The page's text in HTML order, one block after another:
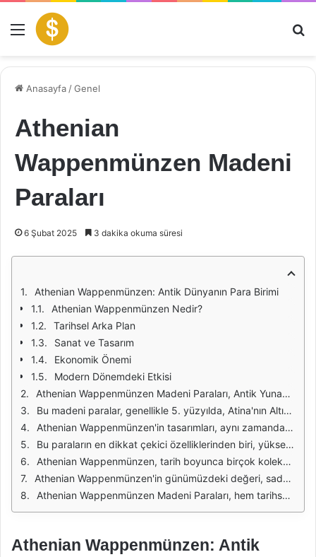
Menü
Anasayfa /Genel
Athenian
Wappenmünzen Madeni
Paraları
6 Şubat 2025 3 dakika okuma süresi
Athenian Wappenmünzen: Antik Dünyanın Para Birimi
Athenian Wappenmünzen Nedir?
Tarihsel Arka Plan
Sanat ve Tasarım
Ekonomik Önemi
Modern Dönemdeki Etkisi
Athenian Wappenmünzen Madeni Paraları, Antik Yunan medeniyetinin en etkileyici ve tanınmış paralarından biridir. Bu paralar, özellikle Atina'nın siyasi ve ekonomik gücünün simgesi olarak önemli bir rol oynamıştır. Athenian Wappenmünzen, genellikle yüksek kalitede işçilikle üretilmiş olup, üzerlerinde mitolojik figürler ve tanrıların imgeleri taşımaktadır. Athena'nın başı, bu paraların en sık karşılaşılan tasarımıdır ve Atina'nın koruyucu tanrıçası olarak şehrin kimliğini yansıtmaktadır.
Bu madeni paralar, genellikle 5. yüzyılda, Atina'nın Altın Çağı sırasında basılmıştır. Bu dönemde Atina, hem siyasi hem de kültürel açıdan büyük bir güç haline gelmiş ve bu da paraların değerinin artmasına neden olmuştur. Athenian Wappenmünzen, sadece yerel ticarette değil, aynı zamanda deniz yollarındaki uluslararası ticarette de önemli bir rol oynamıştır. Bu paralar, Yunanistan'ın ötesinde, Akdeniz bölgesindeki birçok yerleşim yerinde de geçerli olmuştur.
Athenian Wappenmünzen'in tasarımları, aynı zamanda sanat tarihi açısından da büyük bir öneme sahiptir. Paraların üzerindeki figürler, Yunan sanatının gelişimini ve estetik anlayışını yansıtır. Paraların ön yüzünde genellikle Athena'nın başı veya bir baykuş simgesi yer alırken, arka yüzlerinde ise çeşitli semboller veya şehirle ilgili diğer imgeler bulunur. Bu tasarımlar, hem sanatsal bir ifade biçimi hem de siyasi bir mesaj taşıyan önemli unsurlardır.
Bu paraların en dikkat çekici özelliklerinden biri, yüksek kaliteli gümüşten yapılmış olmalarıdır. Gümüş, antik dönemde değerli bir maden olarak kabul edildiği için, Athenian Wappenmünzen'in değeri de yüksek olmuştur. Paraların standartlaştırılması, ticaretin kolaylaşmasını sağlamış ve Atina'nın ekonomik gücünü pekiştirmiştir. Aynı zamanda, bu paraların standart ağırlıkları, güvenilir bir para birimi olarak kabul edilmelerini sağlamıştır.
Athenian Wappenmünzen, tarih boyunca birçok koleksiyoncunun ilgisini çekmiştir. Bu paralar, antik tarih meraklıları ve yatırımcılar için önemli birer nesne haline gelmiştir. Koleksiyonculuk açısından, bu paraların tarihi ve kültürel önemi nedeniyle değerleri zamanla artmıştır. Bugün, bu madeni paralar hem müzelerde sergilenmekte hem de özel koleksiyonlarda yer almaktadır.
Athenian Wappenmünzen'in günümüzdeki değeri, sadece metal içeriğinden değil, aynı zamanda tarihsel ve kültürel öneminden de kaynaklanmaktadır. Bu paraların nadir örnekleri, müzayedelerde yüksek fiyatlara satılmakta ve koleksiyoncular arasında büyük bir rekabet yaratmaktadır. Ayrıca, bu paralar, Antik Yunan tarihine olan ilginin bir yansıması olarak, tarih meraklıları için önemli bir araştırma konusu olmuştur.
Athenian Wappenmünzen Madeni Paraları, hem tarihsel hem de kültürel açıdan büyük bir öneme sahip olan Antik Yunan paralarıdır. Sadece bir ticaret aracı olmanın ötesinde, bu paralar, Atina'nın gücünü, sanatını ve kültürel kimliğini yansıtan önemli birer simge olarak karşımıza çıkmaktadır. Bu nedenle, Athenian Wappenmünzen'in incelenmesi, Antik Yunan medeniyetinin daha iyi anlaşılmasına katkıda bulunmaktadır.
Athenian Wappenmünzen: Antik